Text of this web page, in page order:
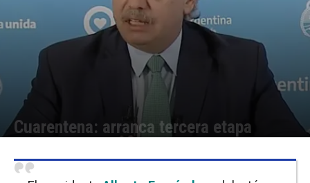
Cuarentena: arranca tercera etapa